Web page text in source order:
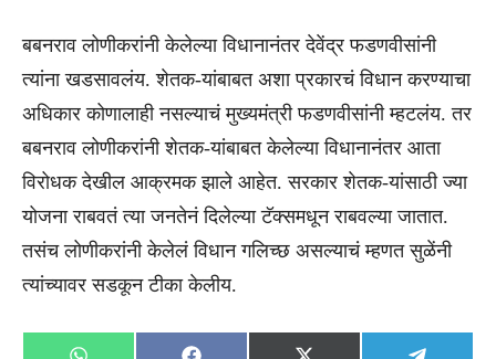
बबनराव लोणीकरांनी केलेल्या विधानानंतर देवेंद्र फडणवीसांनी
त्यांना खडसावलंय. शेतक-यांबाबत अशा प्रकारचं विधान करण्याचा
अधिकार कोणालाही नसल्याचं मुख्यमंत्री फडणवीसांनी म्हटलंय. तर
बबनराव लोणीकरांनी शेतक-यांबाबत केलेल्या विधानानंतर आता
विरोधक देखील आक्रमक झाले आहेत. सरकार शेतक-यांसाठी ज्या
योजना राबवतं त्या जनतेनं दिलेल्या टॅक्समधून राबवल्या जातात.
तसंच लोणीकरांनी केलेलं विधान गलिच्छ असल्याचं म्हणत सुळेंनी
त्यांच्यावर सडकून टीका केलीय.